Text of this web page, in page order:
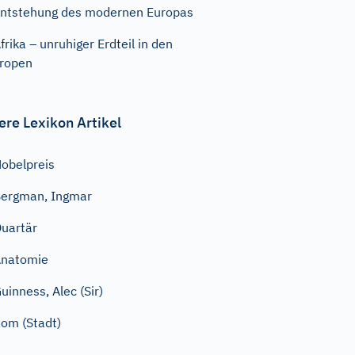
des modernen Europas
– unruhiger Erdteil in den
Lexikon Artikel
Ingmar
Alec (Sir)
(Stadt)